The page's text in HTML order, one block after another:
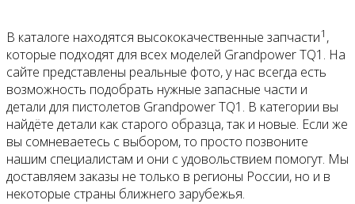
В каталоге находятся высококачественные запчасти1 ,
которые подходят для всех моделей Grandpower TQ1. На
сайте представлены реальные фото, у нас всегда есть
возможность подобрать нужные запасные части и
детали для пистолетов Grandpower TQ1. В категории вы
найдёте детали как старого образца, так и новые. Если же
вы сомневаетесь с выбором, то просто позвоните
нашим специалистам и они с удовольствием помогут. Мы
доставляем заказы не только в регионы России, но и в
некоторые страны ближнего зарубежья.